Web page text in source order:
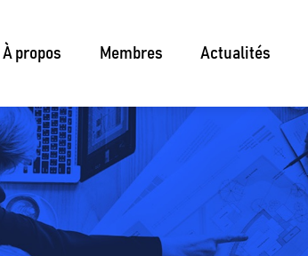
À propos Membres Actualités